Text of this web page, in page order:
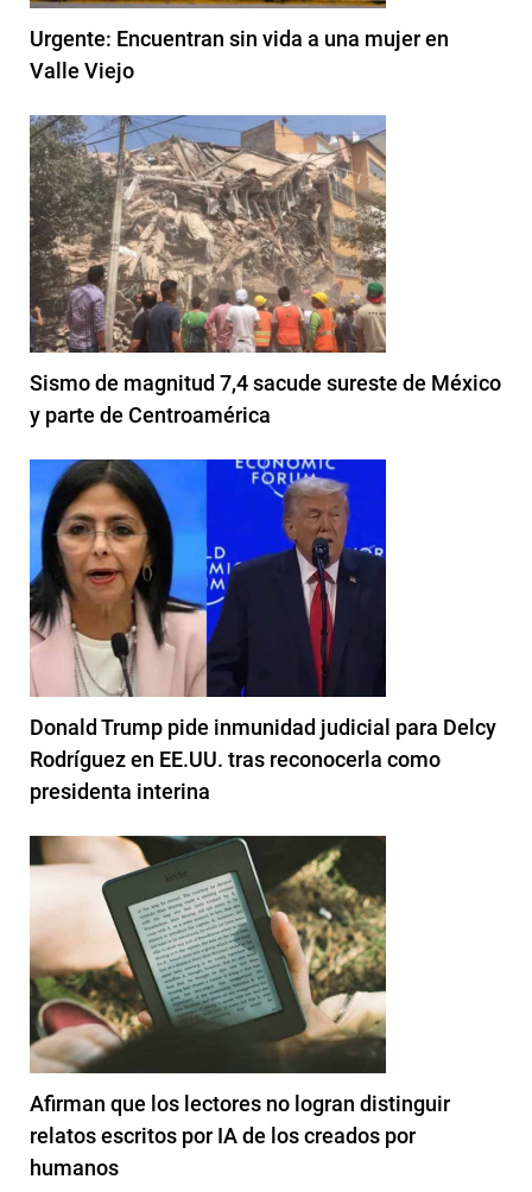
Urgente: Encuentran sin vida a una mujer en
Valle Viejo
Sismo de magnitud 7,4 sacude sureste de México
y parte de Centroamérica
Donald Trump pide inmunidad judicial para Delcy
Rodríguez en EE.UU. tras reconocerla como
presidenta interina
Afirman que los lectores no logran distinguir
relatos escritos por IA de los creados por
humanos